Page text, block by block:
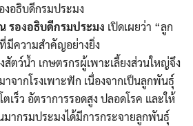
งอธิบดีกรมประมง
รองอธิบดีกรมประมง เปิดเผยว่า “ลูก
มีความสำคัญอย่างยิ่ง
สัตว์น้ำ เกษตรกรผู้เพาะเลี้ยงส่วนใหญ่จึง
จากโรงเพาะฟัก เนื่องจากเป็นลูกพันธุ์
เร็ว อัตราการรอดสูง ปลอดโรค และให้
ากรมประมงได้มีการกระจายลูกพันธุ์